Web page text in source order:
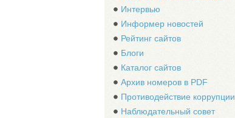
Интервью
Информер новостей
Рейтинг сайтов
Блоги
Каталог сайтов
Архив номеров в PDF
Противодействие коррупции
Наблюдательный совет